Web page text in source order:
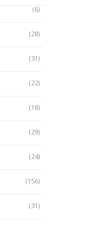
(6)
(28)
(31)
(22)
(18)
(29)
(24)
(156)
(31)